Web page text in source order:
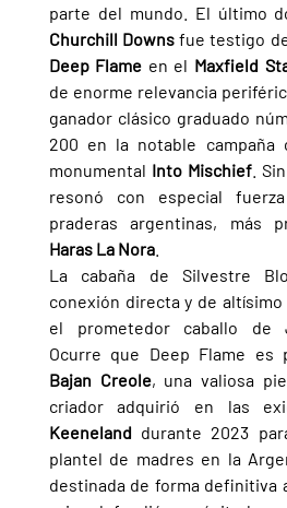
Churchill Downs
Deep Flame en el Maxfield
de enorme relevancia
ganador clásico graduado
200 en la notable campaña
monumental Into Mischief.
resonó con especial
Haras La Nora.
La cabaña de Silvestre
conexión directa y de
el prometedor caballo de
Bajan Creole, una valiosa
Keeneland durante 2023
plantel de madres en la
destinada de forma definitiva